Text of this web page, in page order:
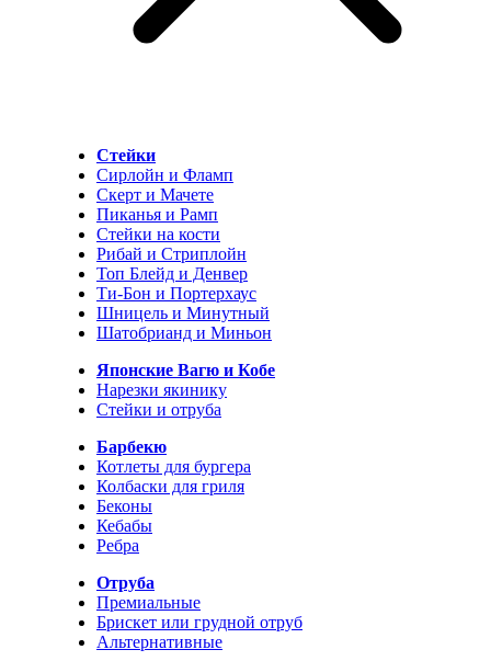
Стейки
Сирлойн и Фламп
Скерт и Мачете
Пиканья и Рамп
Стейки на кости
Рибай и Стриплойн
Топ Блейд и Денвер
Ти-Бон и Портерхаус
Шницель и Минутный
Шатобрианд и Миньон
Японские Вагю и Кобе
Нарезки якинику
Стейки и отруба
Барбекю
Котлеты для бургера
Колбаски для гриля
Беконы
Кебабы
Ребра
Отруба
Премиальные
Брискет или грудной отруб
Альтернативные